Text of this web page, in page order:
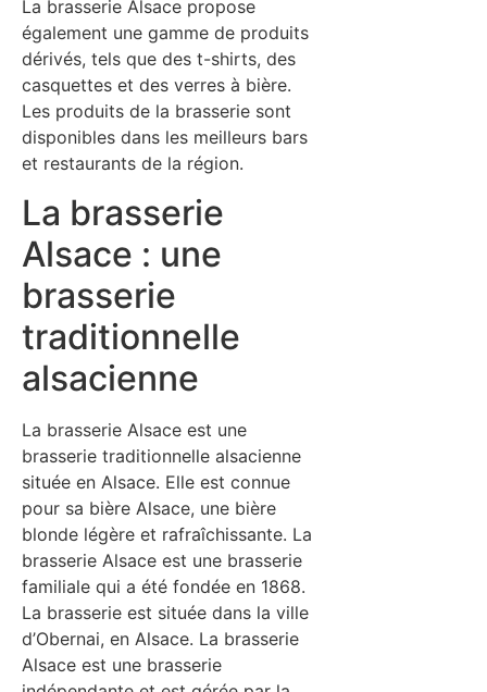
La brasserie Alsace propose
également une gamme de produits
dérivés, tels que des t-shirts, des
casquettes et des verres à bière.
Les produits de la brasserie sont
disponibles dans les meilleurs bars
et restaurants de la région.
La brasserie
Alsace : une
brasserie
traditionnelle
alsacienne
La brasserie Alsace est une
brasserie traditionnelle alsacienne
située en Alsace. Elle est connue
pour sa bière Alsace, une bière
blonde légère et rafraîchissante. La
brasserie Alsace est une brasserie
familiale qui a été fondée en 1868.
La brasserie est située dans la ville
d’Obernai, en Alsace. La brasserie
Alsace est une brasserie